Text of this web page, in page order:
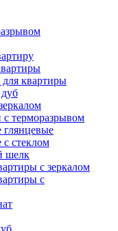
для квартиры
терморазрывом
стеклом
шелк
с зеркалом
с